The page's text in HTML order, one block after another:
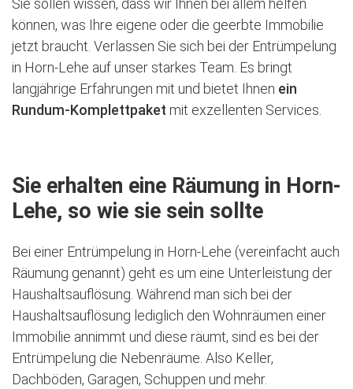
können, was Ihre eigene oder die geerbte Immobilie
jetzt braucht. Verlassen Sie sich bei der Entrümpelung
in Horn-Lehe auf unser starkes Team. Es bringt
langjährige Erfahrungen mit und bietet Ihnen ein
Rundum-Komplettpaket mit exzellenten Services.
Sie erhalten eine Räumung in Horn-
Lehe, so wie sie sein sollte
Bei einer Entrümpelung in Horn-Lehe (vereinfacht auch
Räumung genannt) geht es um eine Unterleistung der
Haushaltsauflösung. Während man sich bei der
Haushaltsauflösung lediglich den Wohnräumen einer
Immobilie annimmt und diese räumt, sind es bei der
Entrümpelung die Nebenräume. Also Keller,
Dachböden, Garagen, Schuppen und mehr.